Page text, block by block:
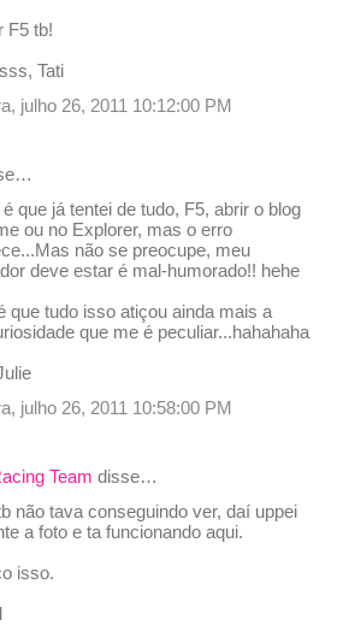
F5 tb!
Tati
julho 26, 2011 10:12:00 PM
que já tentei de tudo, F5, abrir o blog
ou no Explorer, mas o erro
não se preocupe, meu
deve estar é mal-humorado!! hehe
que tudo isso atiçou ainda mais a
que me é peculiar...hahahaha
julho 26, 2011 10:58:00 PM
Team disse…
não tava conseguindo ver, daí uppei
a foto e ta funcionando aqui.
isso.